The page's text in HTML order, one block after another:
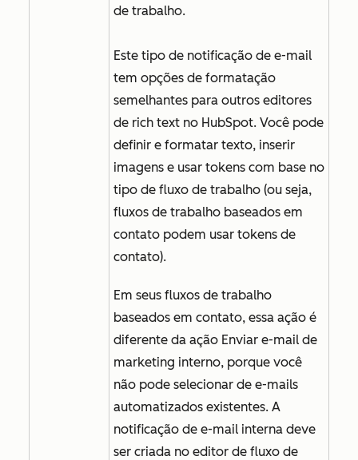
de trabalho.
Este tipo de notificação de e-mail
tem opções de formatação
semelhantes para outros editores
de rich text no HubSpot. Você pode
definir e formatar texto, inserir
imagens e usar tokens com base no
tipo de fluxo de trabalho (ou seja,
fluxos de trabalho baseados em
contato podem usar tokens de
contato).
Em seus fluxos de trabalho
baseados em contato, essa ação é
diferente da ação Enviar e-mail de
marketing interno, porque você
não pode selecionar de e-mails
automatizados existentes. A
notificação de e-mail interna deve
ser criada no editor de fluxo de